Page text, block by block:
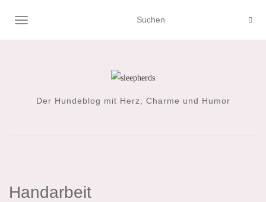
NAVIGATION UMSCHALTEN
Der Hundeblog mit Herz, Charme und Humor
Handarbeit